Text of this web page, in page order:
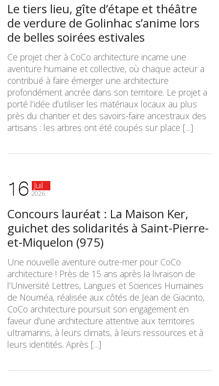
Le tiers lieu, gîte d’étape et théâtre
de verdure de Golinhac s’anime lors
de belles soirées estivales
Ce projet cher à CoCo architecture incarne une
aventure humaine et collective, où chaque acteur a
contribué à faire émerger une architecture
profondément ancrée dans son territoire. Le projet a
porté l’idée d’utiliser les matériaux locaux au plus
près du chantier et des savoirs-faire ancestraux des
artisans : les arbres ont été coupés sur place […]
16 Juil
2026
Concours lauréat : La Maison Ker,
guichet des solidarités à Saint-Pierre-
et-Miquelon (975)
Une nouvelle aventure outre-mer pour CoCo
architecture ! Près de 15 ans après la livraison de
l’Université Lettres, Langues et Sciences Humaines
de Nouméa, réalisée aux côtés de Jean de Giacinto,
CoCo architecture poursuit son engagement en
faveur d’une architecture attentive aux territoires
ultramarins, à leurs climats, à leurs ressources et à
leurs identités. Après […]